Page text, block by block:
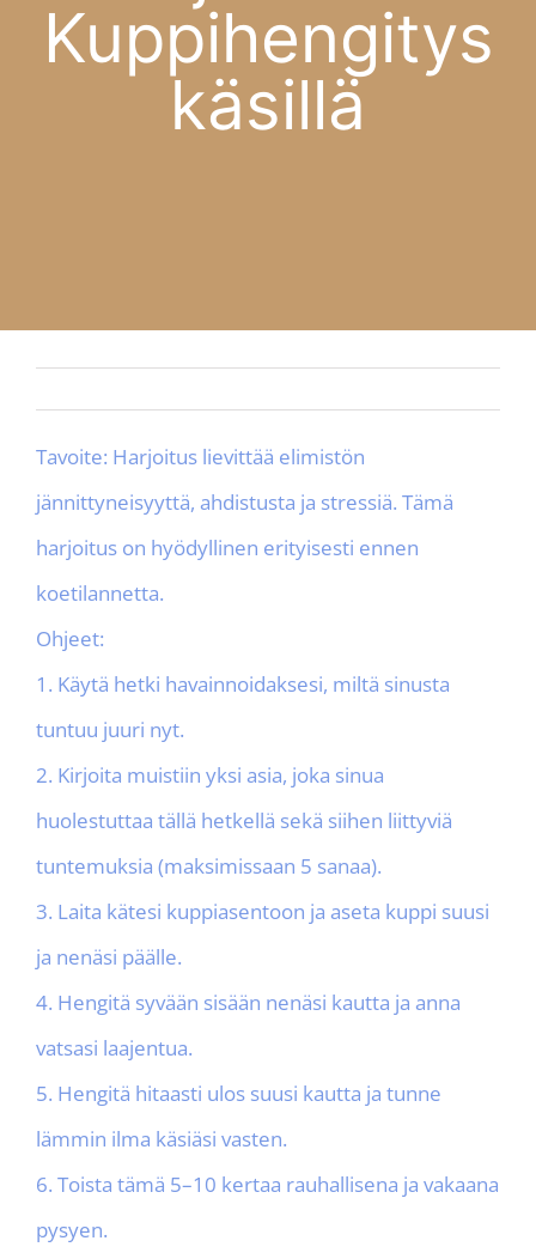
APP
Kuppihengitys
käsillä
Tavoite: Harjoitus lievittää elimistön
jännittyneisyyttä, ahdistusta ja stressiä. Tämä
harjoitus on hyödyllinen erityisesti ennen
koetilannetta.
Ohjeet:
1. Käytä hetki havainnoidaksesi, miltä sinusta
tuntuu juuri nyt.
2. Kirjoita muistiin yksi asia, joka sinua
huolestuttaa tällä hetkellä sekä siihen liittyviä
tuntemuksia (maksimissaan 5 sanaa).
3. Laita kätesi kuppiasentoon ja aseta kuppi suusi
ja nenäsi päälle.
4. Hengitä syvään sisään nenäsi kautta ja anna
vatsasi laajentua.
5. Hengitä hitaasti ulos suusi kautta ja tunne
lämmin ilma käsiäsi vasten.
6. Toista tämä 5–10 kertaa rauhallisena ja vakaana
pysyen.